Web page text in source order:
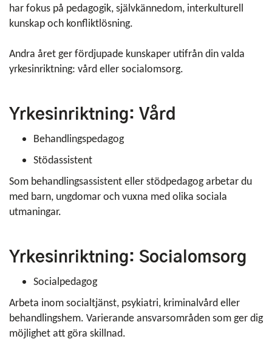
har fokus på pedagogik, självkännedom, interkulturell
kunskap och konfliktlösning.
Andra året ger fördjupade kunskaper utifrån din valda
yrkesinriktning: vård eller socialomsorg.
Yrkesinriktning: Vård
Behandlingspedagog
Stödassistent
Som behandlingsassistent eller stödpedagog arbetar du
med barn, ungdomar och vuxna med olika sociala
utmaningar.
Yrkesinriktning: Socialomsorg
Socialpedagog
Arbeta inom socialtjänst, psykiatri, kriminalvård eller
behandlingshem. Varierande ansvarsområden som ger dig
möjlighet att göra skillnad.